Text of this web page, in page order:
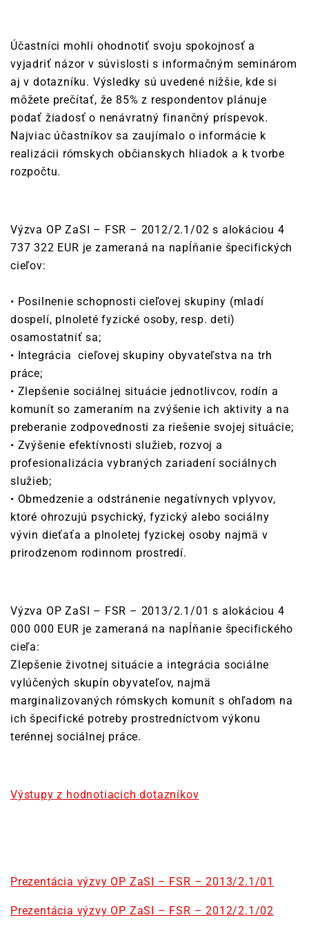
Účastníci mohli ohodnotiť svoju spokojnosť a
vyjadriť názor v súvislosti s informačným seminárom
aj v dotazníku. Výsledky sú uvedené nižšie, kde si
môžete prečítať, že 85% z respondentov plánuje
podať žiadosť o nenávratný finančný príspevok.
Najviac účastníkov sa zaujímalo o informácie k
realizácii rómskych občianskych hliadok a k tvorbe
rozpočtu.
Výzva OP ZaSI – FSR – 2012/2.1/02 s alokáciou 4
737 322 EUR je zameraná na napĺňanie špecifických
cieľov:
• Posilnenie schopnosti cieľovej skupiny (mladí
dospelí, plnoleté fyzické osoby, resp. deti)
osamostatniť sa;
• Integrácia cieľovej skupiny obyvateľstva na trh
práce;
• Zlepšenie sociálnej situácie jednotlivcov, rodín a
komunít so zameraním na zvýšenie ich aktivity a na
preberanie zodpovednosti za riešenie svojej situácie;
• Zvýšenie efektívnosti služieb, rozvoj a
profesionalizácia vybraných zariadení sociálnych
služieb;
• Obmedzenie a odstránenie negatívnych vplyvov,
ktoré ohrozujú psychický, fyzický alebo sociálny
vývin dieťaťa a plnoletej fyzickej osoby najmä v
prirodzenom rodinnom prostredí.
Výzva OP ZaSI – FSR – 2013/2.1/01 s alokáciou 4
000 000 EUR je zameraná na napĺňanie špecifického
cieľa:
Zlepšenie životnej situácie a integrácia sociálne
vylúčených skupín obyvateľov, najmä
marginalizovaných rómskych komunít s ohľadom na
ich špecifické potreby prostredníctvom výkonu
terénnej sociálnej práce.
Výstupy z hodnotiacich dotazníkov
Prezentácia výzvy OP ZaSI – FSR – 2013/2.1/01
Prezentácia výzvy OP ZaSI – FSR – 2012/2.1/02